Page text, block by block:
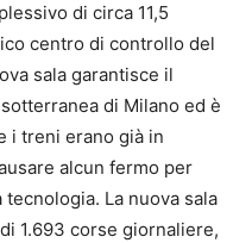
di circa 11,5
centro di controllo del
sala garantisce il
di Milano ed è
i treni erano già in
alcun fermo per
La nuova sala
1.693 corse giornaliere,